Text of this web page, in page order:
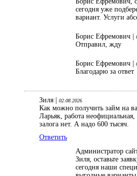
сегодня уже
вариант. Услуги
Борис Ефремович |
Отправил, жду
Борис Ефремович |
Благодарю за ответ
Зиля | 02.08.2026
Как можно получить займ на
Ларьяк, работа
залога нет. А надо 600 тысяч.
Ответить
Администратор
Зиля, оставьте
сегодня наши